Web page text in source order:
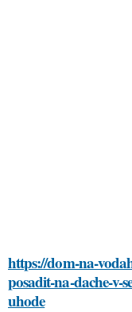
https://dom-na-
posadit-na-dache-v-
uhode